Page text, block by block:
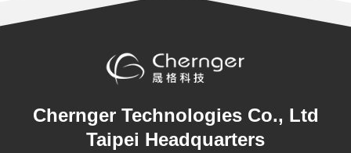
Chernger Technologies Co., Ltd
Taipei Headquarters